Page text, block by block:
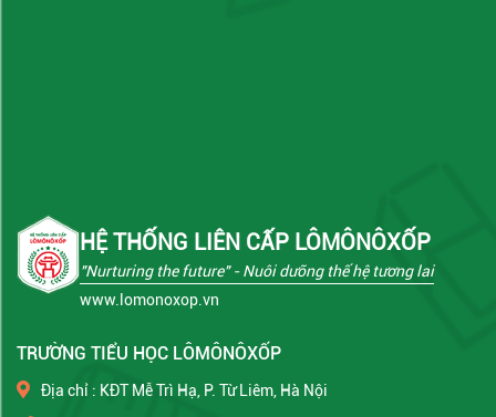
HỆ THỐNG LIÊN CẤP LÔMÔNÔXỐP
"Nurturing the future"- Nuôi dưỡng thế hệ tương lai
www.lomonoxop.vn
TRƯỜNG TIỂU HỌC LÔMÔNÔXỐP
Địa chỉ : KĐT Mễ Trì Hạ, P. Từ Liêm, Hà Nội